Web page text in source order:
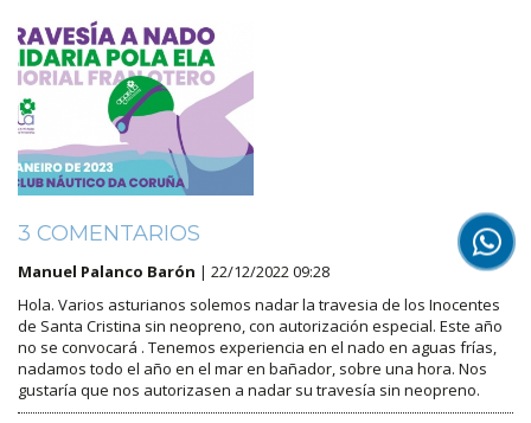
3 COMENTARIOS
Manuel Palanco Barón | 22/12/2022 09:28
Hola. Varios asturianos solemos nadar la travesia de los Inocentes
de Santa Cristina sin neopreno, con autorización especial. Este año
no se convocará . Tenemos experiencia en el nado en aguas frías,
nadamos todo el año en el mar en bañador, sobre una hora. Nos
gustaría que nos autorizasen a nadar su travesía sin neopreno.